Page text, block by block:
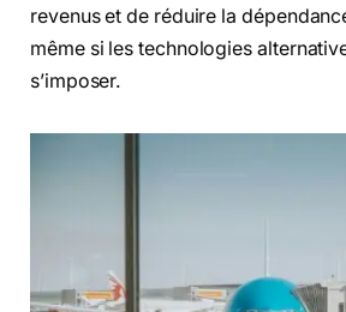
revenus et de réduire la
même si les technologies
s’imposer.